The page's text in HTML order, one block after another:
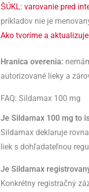
ŠÚKL: varovanie pred
príkladov nie je
Ako tvoríme a
Hranica overenia:
autorizované lieky a
FAQ: Sildamax 100 mg
Je Sildamax 100 mg to
Sildamax deklaruje
liek s dohľadateľnou
Je Sildamax
Konkrétny registračný